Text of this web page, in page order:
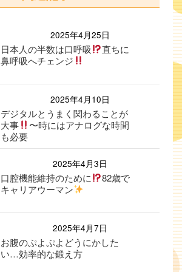
2025年4月25日
日本人の半数は口呼吸
直ちに
鼻呼吸へチェンジ
2025年4月10日
デジタルとうまく関わることが
大事
〜時にはアナログな時間
も必要
2025年4月3日
口腔機能維持のために
82歳で
キャリアウーマン
2025年4月7日
お腹のぷよぷよどうにかした
い…効率的な鍛え方